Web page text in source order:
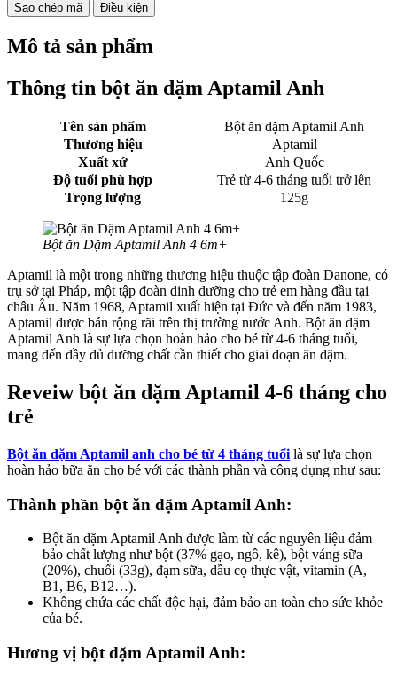
Sao chép mã Điều kiện
Mô tả sản phẩm
Thông tin bột ăn dặm Aptamil Anh
Tên sản phẩm
Bột ăn dặm Aptamil Anh
Thương hiệu
Aptamil
Xuất xứ
Anh Quốc
Độ tuổi phù hợp
Trẻ từ 4-6 tháng tuổi trở lên
Trọng lượng
125g
Bột ăn Dặm Aptamil Anh 4 6m+
Aptamil là một trong những thương hiệu thuộc tập đoàn Danone, có
trụ sở tại Pháp, một tập đoàn dinh dưỡng cho trẻ em hàng đầu tại
châu Âu. Năm 1968, Aptamil xuất hiện tại Đức và đến năm 1983,
Aptamil được bán rộng rãi trên thị trường nước Anh. Bột ăn dặm
Aptamil Anh là sự lựa chọn hoàn hảo cho bé từ 4-6 tháng tuổi,
mang đến đầy đủ dưỡng chất cần thiết cho giai đoạn ăn dặm.
Reveiw bột ăn dặm Aptamil 4-6 tháng cho
trẻ
Bột ăn dặm Aptamil anh cho bé từ 4 tháng tuổi là sự lựa chọn
hoàn hảo bữa ăn cho bé với các thành phần và công dụng như sau:
Thành phần bột ăn dặm Aptamil Anh:
Bột ăn dặm Aptamil Anh được làm từ các nguyên liệu đảm
bảo chất lượng như bột (37% gạo, ngô, kê), bột váng sữa
(20%), chuối (33g), đạm sữa, dầu cọ thực vật, vitamin (A,
B1, B6, B12…).
Không chứa các chất độc hại, đảm bảo an toàn cho sức khỏe
của bé.
Hương vị bột dặm Aptamil Anh: